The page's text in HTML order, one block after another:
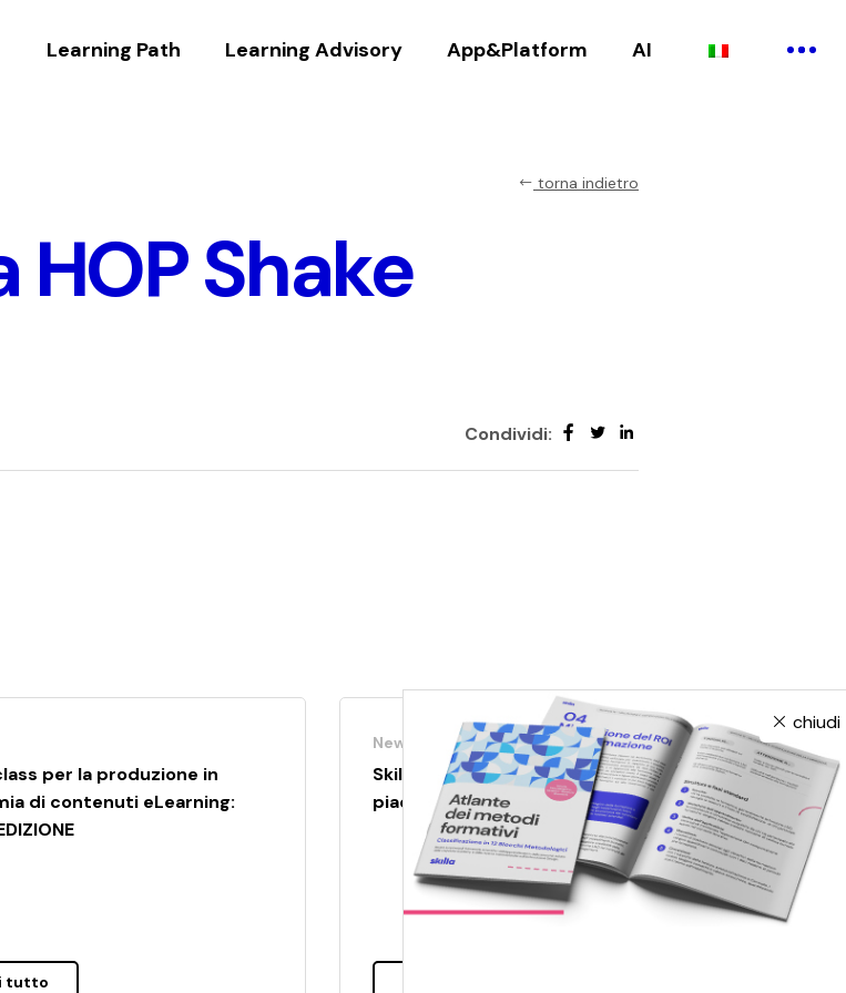
Learning Path Learning Advisory App&Platform AI
torna indietro
Shake
Condividi:
per la produzione in
di contenuti eLearning:
tutto
News
Skilla: l’apprendimento diventa un
piacere
chiudi